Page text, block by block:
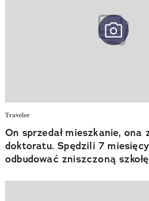
Traveler
On sprzedał mieszkanie, ona
doktoratu. Spędzili 7
odbudować zniszczoną szkołę